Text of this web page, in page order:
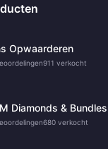
Opwaarderen
911 verkocht
Diamonds & Bundles
680 verkocht